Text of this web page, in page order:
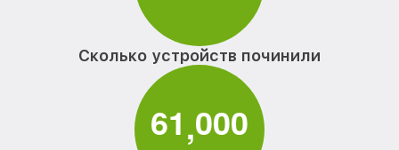
Сколько устройств починили
61,000